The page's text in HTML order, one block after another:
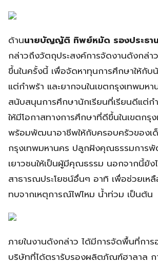
ด้านนายบัญญัติ ทิพย์หมัด รองประธา
กล่าวถึงวัตถุประสงค์การจัดงานดังกล่า
ขึ้นในครั้งนี้ เพื่อจัดหาทุนการศึกษาให้กับ
แต่กำพร้า และยากจนในเขตกรุงเทพมหา
สนับสนุนการศึกษานักเรียนที่เรียนดีแต่ก
ให้มีโอกาสทางการศึกษาที่ดีขึ้นในเขตกรุ
พร้อมพัฒนาอาชีพให้กับครอบครัวของเด็
กรุงเทพมหานคร ปลูกฝังคุณธรรมการพั
เยาวชนให้เป็นผู้มีคุณธรรม นอกจากนี้ยัง
สาธารณประโยชน์อื่นๆ อาทิ เพื่อช่วยเห
ทบจากเหตุการณ์ไฟไหม น้ำท่วม เป็นต้น
ภายในงานดังกล่าว ได้มีการจัดพื้นที่กา
บริษัทที่ได้ตรารับรองผลิตภัณฑ์ฮาลาล ก